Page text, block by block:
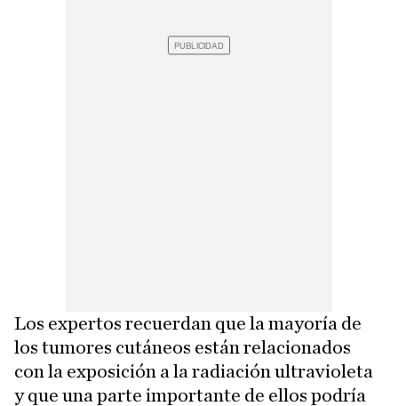
Los expertos recuerdan que la mayoría de
los tumores cutáneos están relacionados
con la exposición a la radiación ultravioleta
y que una parte importante de ellos podría